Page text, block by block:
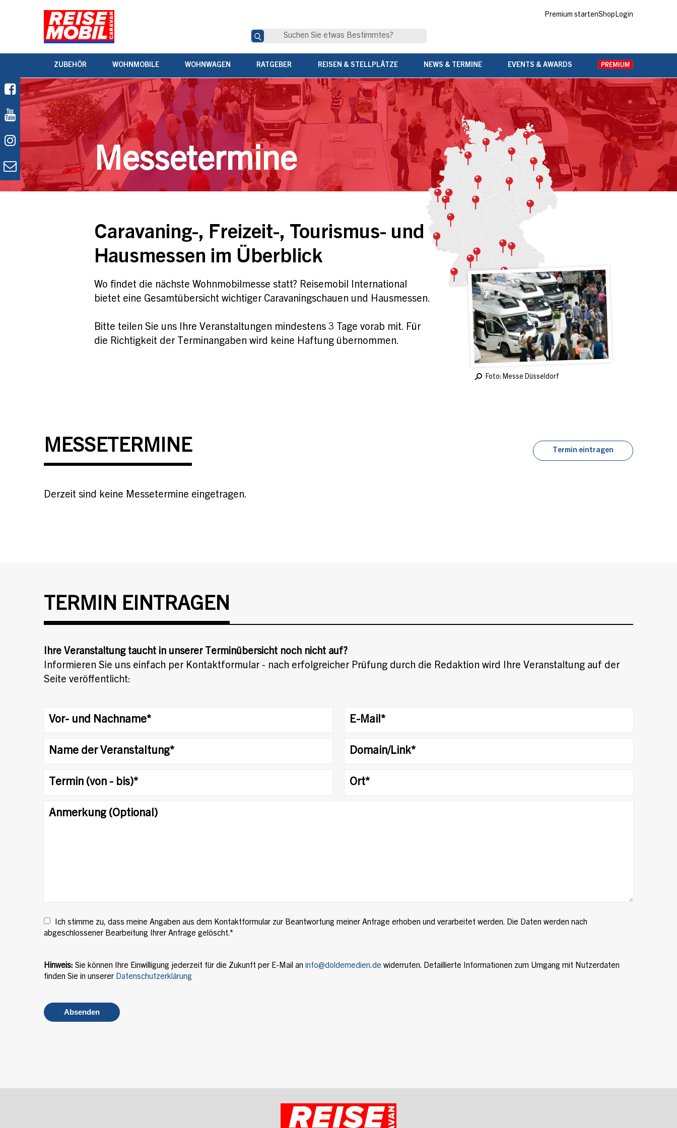
Premium startenShopLogin
ZUBEHÖR WOHNMOBILE WOHNWAGEN RATGEBER REISEN & STELLPLÄTZE NEWS & TERMINE EVENTS & AWARDS
Messetermine
Caravaning-, Freizeit-, Tourismus- und
Hausmessen im Überblick
Wo findet die nächste Wohnmobilmesse statt? Reisemobil International
bietet eine Gesamtübersicht wichtiger Caravaningschauen und Hausmessen.
Bitte teilen Sie uns Ihre Veranstaltungen mindestens 3 Tage vorab mit. Für
die Richtigkeit der Terminangaben wird keine Haftung übernommen.
Foto: Messe Düsseldorf
MESSETERMINE Termin eintragen
Derzeit sind keine Messetermine eingetragen.
TERMIN EINTRAGEN
Ihre Veranstaltung taucht in unserer Terminübersicht noch nicht auf?
Informieren Sie uns einfach per Kontaktformular - nach erfolgreicher Prüfung durch die Redaktion wird Ihre Veranstaltung auf der
Seite veröffentlicht:
Ich stimme zu, dass meine Angaben aus dem Kontaktformular zur Beantwortung meiner Anfrage erhoben und verarbeitet werden. Die Daten werden nach
abgeschlossener Bearbeitung Ihrer Anfrage gelöscht.*
Hinweis: Sie können Ihre Einwilligung jederzeit für die Zukunft per E-Mail an info@doldemedien.de widerrufen. Detaillierte Informationen zum Umgang mit Nutzerdaten
finden Sie in unserer Datenschutzerklärung